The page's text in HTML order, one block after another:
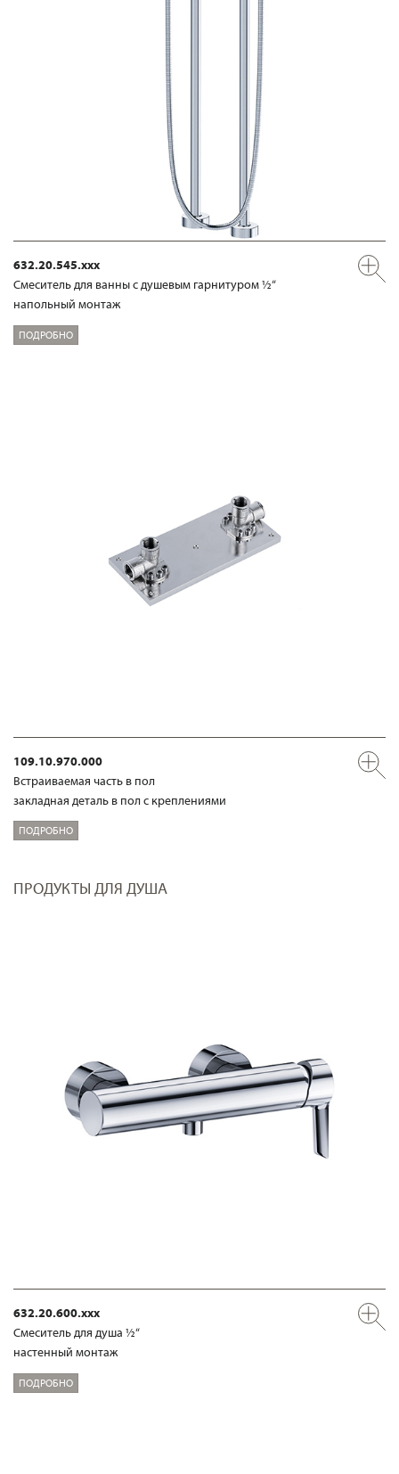
632.20.545.xxx
Смеситель для ванны с душевым гарнитуром ½“
напольный монтаж
ПОДРОБНО
109.10.970.000
Встраиваемая часть в пол
закладная деталь в пол с креплениями
ПОДРОБНО
ПРОДУКТЫ ДЛЯ ДУША
632.20.600.xxx
Смеситель для душа ½“
настенный монтаж
ПОДРОБНО